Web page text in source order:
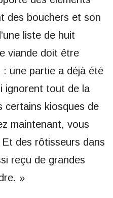
des bouchers et son
liste de huit
viande doit être
une partie a déjà été
ignorent tout de la
certains kiosques de
maintenant, vous
des rôtisseurs dans
reçu de grandes
»